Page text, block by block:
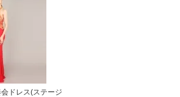
ドレス(ステージ